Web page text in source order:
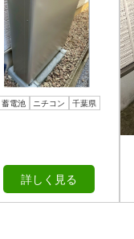
蓄電池 ニチコン 千葉県
詳しく見る